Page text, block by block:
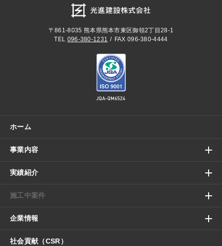
〒861-8035 熊本県熊本市東区御領2丁目28-1
TEL 096-380-1231 FAX 096-380-4444
ホーム
事業内容
実績紹介
施工中案件
企業情報
社会貢献（CSR）